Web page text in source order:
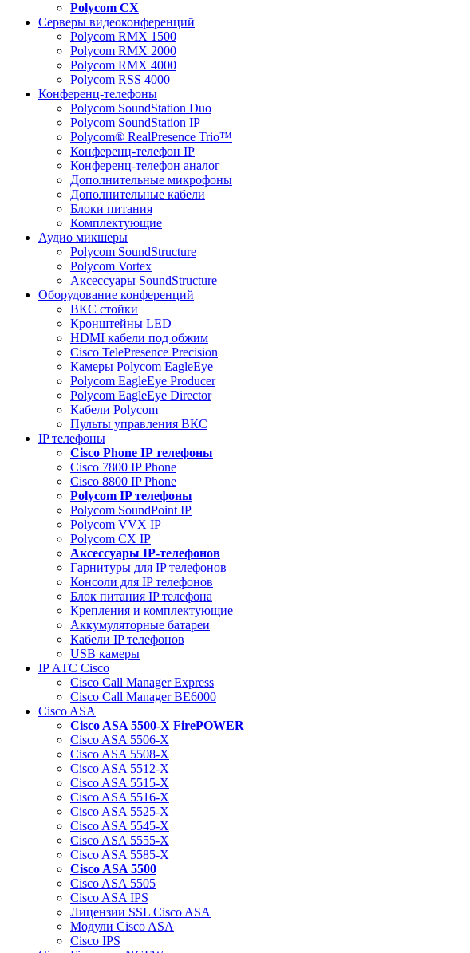
Polycom CX
Серверы видеоконференций
Polycom RMX 1500
Polycom RMX 2000
Polycom RMX 4000
Polycom RSS 4000
Конференц-телефоны
Polycom SoundStation Duo
Polycom SoundStation IP
Polycom® RealPresence Trio™
Конференц-телефон IP
Конференц-телефон аналог
Дополнительные микрофоны
Дополнительные кабели
Блоки питания
Комплектующие
Аудио микшеры
Polycom SoundStructure
Polycom Vortex
Аксессуары SoundStructure
Оборудование конференций
ВКС стойки
Кронштейны LED
HDMI кабели под обжим
Cisco TelePresence Precision
Камеры Polycom EagleEye
Polycom EagleEye Producer
Polycom EagleEye Director
Кабели Polycom
Пульты управления ВКС
IP телефоны
Сisco Phone IP телефоны
Cisco 7800 IP Phone
Cisco 8800 IP Phone
Polycom IP телефоны
Polycom SoundPoint IP
Polycom VVX IP
Polycom CX IP
Аксессуары IP-телефонов
Гарнитуры для IP телефонов
Консоли для IP телефонов
Блок питания IP телефона
Крепления и комплектующие
Аккумуляторные батареи
Кабели IP телефонов
USB камеры
IP АТС Cisco
Cisco Call Manager Express
Cisco Call Manager BE6000
Cisco ASA
Cisco ASA 5500-X FirePOWER
Cisco ASA 5506-X
Cisco ASA 5508-X
Cisco ASA 5512-X
Cisco ASA 5515-X
Cisco ASA 5516-X
Cisco ASA 5525-X
Cisco ASA 5545-X
Cisco ASA 5555-X
Cisco ASA 5585-X
Cisco ASA 5500
Cisco ASA 5505
Cisco ASA IPS
Лицензии SSL Cisco ASA
Модули Cisco ASA
Cisco IPS